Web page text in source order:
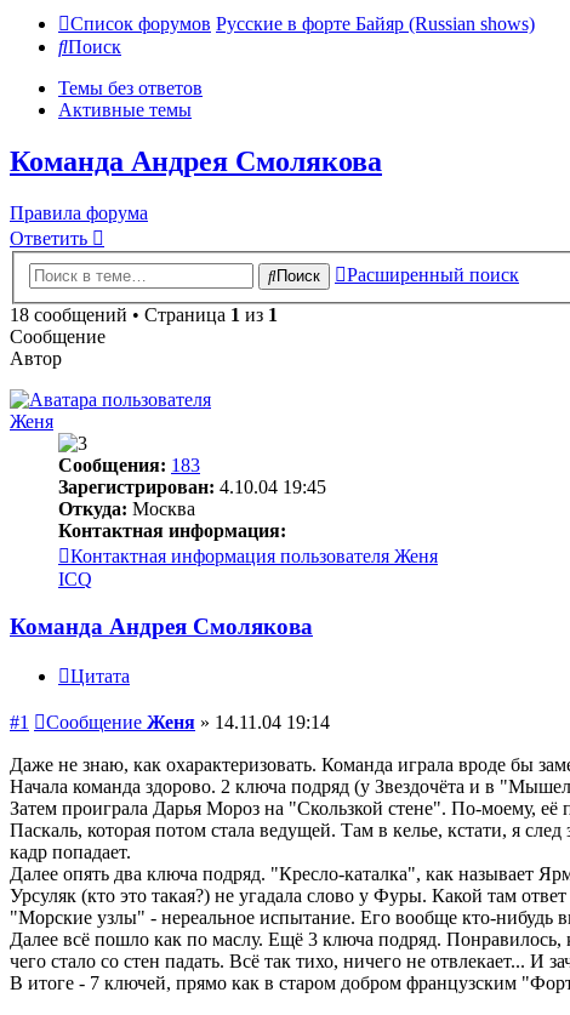
Список форумов Русские в форте Байяр (Russian shows)
Поиск
Темы без ответов
Активные темы
Команда Андрея Смолякова
Правила форума
Ответить
Поиск
Расширенный поиск
18 сообщений • Страница 1 из 1
Сообщение
Автор
Женя
Сообщения: 183
Зарегистрирован: 4.10.04 19:45
Откуда: Москва
Контактная информация:
Контактная информация пользователя Женя
ICQ
Команда Андрея Смолякова
Цитата
#1 Сообщение Женя » 14.11.04 19:14
Даже не знаю, как охарактеризовать. Команда играла вроде бы
Начала команда здорово. 2 ключа подряд (у Звездочёта и в
Затем проиграла Дарья Мороз на "Скользкой стене". По-моему,
Паскаль, которая потом стала ведущей. Там в келье, кстати, я
кадр попадает.
Далее опять два ключа подряд. "Кресло-каталка", как называет
Урсуляк (кто это такая?) не угадала слово у Фуры. Какой там
"Морские узлы" - нереальное испытание. Его вообще кто-
Далее всё пошло как по маслу. Ещё 3 ключа подряд.
чего стало со стен падать. Всё так тихо, ничего не отвлекает... И
В итоге - 7 ключей, прямо как в старом добром французским